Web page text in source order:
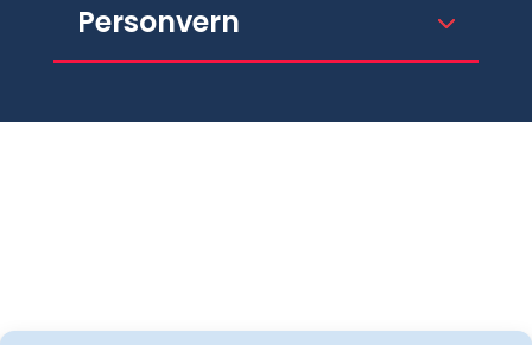
Personvern